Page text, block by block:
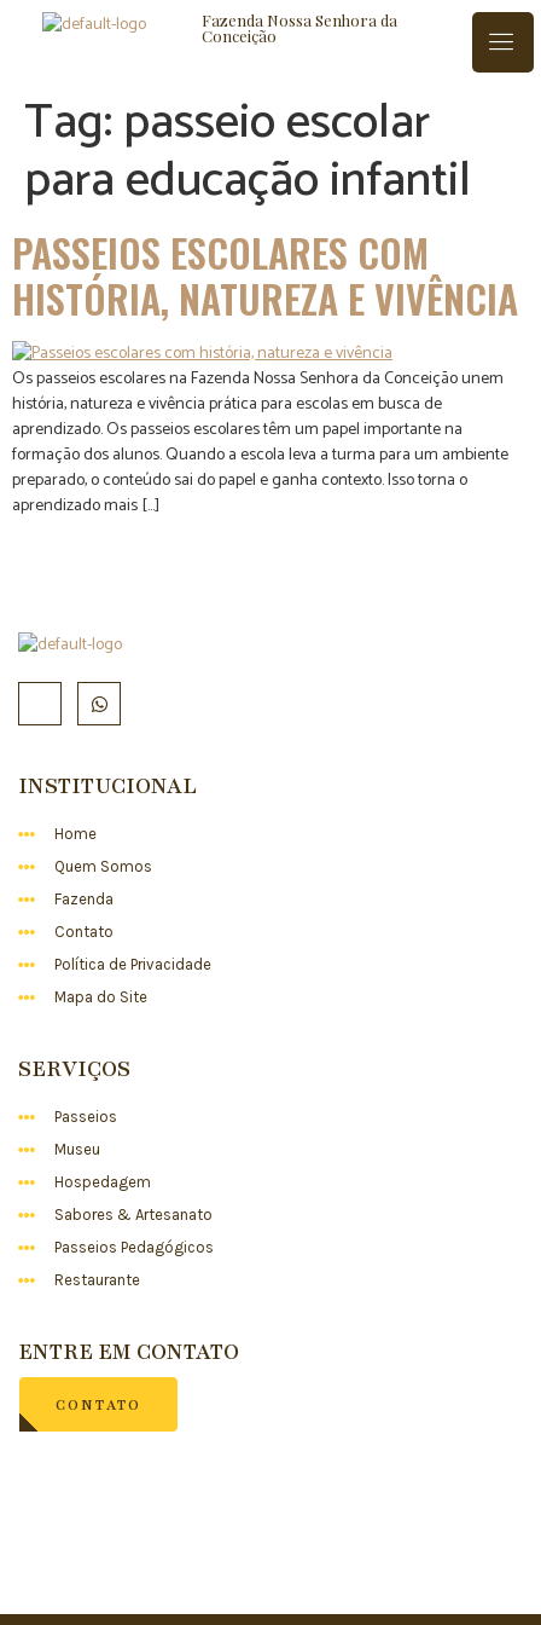
Fazenda Nossa Senhora da
Conceição
BLOG CONTATO
Tag:passeio escolar
para educação infantil
PASSEIOS ESCOLARES COM
HISTÓRIA, NATUREZA E VIVÊNCIA
Os passeios escolares na Fazenda Nossa Senhora da Conceição unem
história, natureza e vivência prática para escolas em busca de
aprendizado. Os passeios escolares têm um papel importante na
formação dos alunos. Quando a escola leva a turma para um ambiente
preparado, o conteúdo sai do papel e ganha contexto. Isso torna o
aprendizado mais […]
INSTITUCIONAL
Home
Quem Somos
Fazenda
Contato
Política de Privacidade
Mapa do Site
SERVIÇOS
Passeios
Museu
Hospedagem
Sabores & Artesanato
Passeios Pedagógicos
Restaurante
ENTRE EM CONTATO
CONTATO